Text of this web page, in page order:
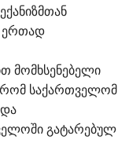
ერთად
მომხსენებელი
რომ საქართველომ
გატარებულ